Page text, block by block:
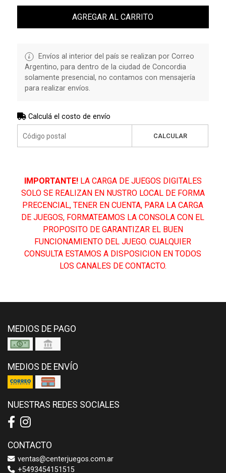
AGREGAR AL CARRITO
Envíos al interior del país se realizan por Correo
Argentino, para dentro de la ciudad de Concordia
solamente presencial, no contamos con mensajería
para realizar envíos.
Calculá el costo de envío
CALCULAR
IMPORTANTE! LA CARGA DE JUEGOS DIGITALES
SOLO SE REALIZAN EN NUSTRO LOCAL DE FORMA
PRECENCIAL, TENER EN CUENTA, PARA LA CARGA
DE JUEGOS, FORMATEAMOS LA CONSOLA CON EL
PROPOSITO DE GARANTIZAR EL BUEN
FUNCIONAMIENTO DEL JUEGO. CUALQUIER
CONSULTA ESTAMOS A DISPOSICION EN TODOS
LOS CANALES DE CONTACTO.
MEDIOS DE PAGO
MEDIOS DE ENVÍO
NUESTRAS REDES SOCIALES
CONTACTO
ventas@centerjuegos.com.ar
+5493454151515